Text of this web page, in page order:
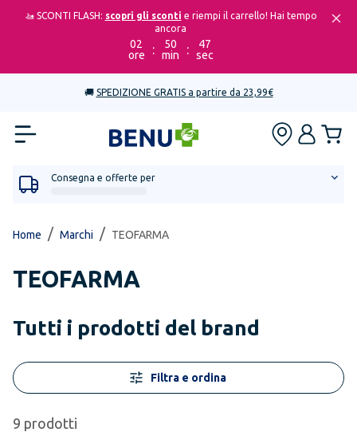
🚤 SCONTI FLASH: scopri gli sconti e riempi il carrello! Hai tempo
ancora
02
ore
:
50
min
:
47
sec
🚚 SPEDIZIONE GRATIS a partire da 23,99€
Consegna e offerte per
Home / Marchi / TEOFARMA
TEOFARMA
Tutti i prodotti del brand
Filtra e ordina
9 prodotti